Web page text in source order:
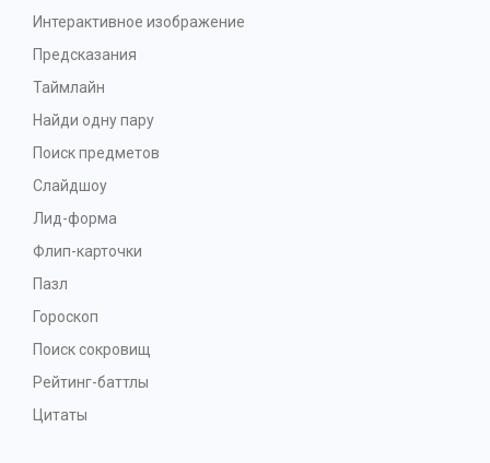
Интерактивное изображение
Предсказания
Таймлайн
Найди одну пару
Поиск предметов
Слайдшоу
Лид-форма
Флип-карточки
Пазл
Гороскоп
Поиск сокровищ
Рейтинг-баттлы
Цитаты